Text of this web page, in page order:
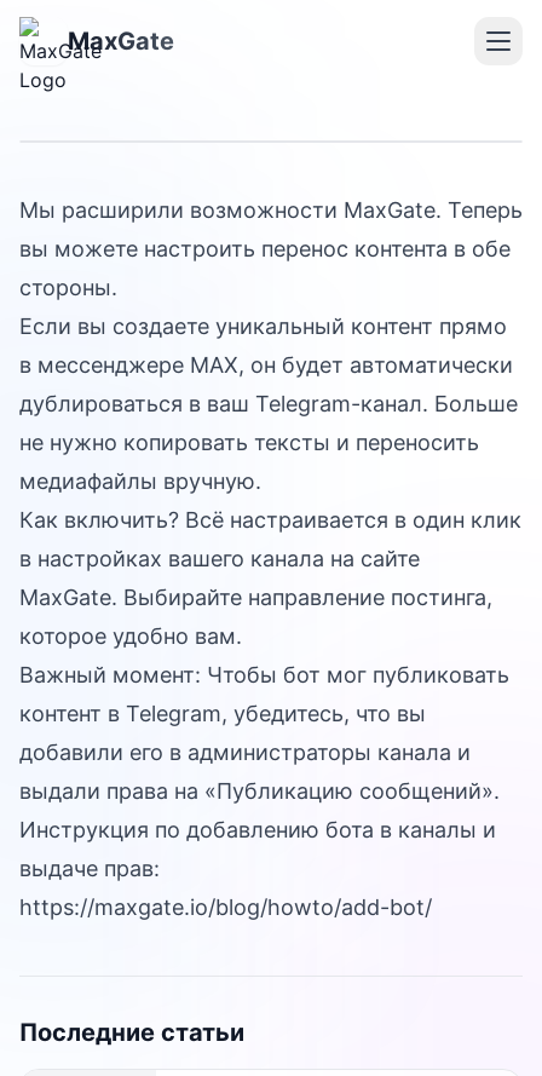
MaxGate
Перенос постов из MAX
в Telegram
Мы расширили возможности MaxGate. Теперь
вы можете настроить перенос контента в обе
стороны.
Если вы создаете уникальный контент прямо
в мессенджере MAX, он будет автоматически
дублироваться в ваш Telegram-канал. Больше
не нужно копировать тексты и переносить
медиафайлы вручную.
Как включить? Всё настраивается в один клик
в настройках вашего канала на сайте
MaxGate. Выбирайте направление постинга,
которое удобно вам.
Важный момент: Чтобы бот мог публиковать
контент в Telegram, убедитесь, что вы
добавили его в администраторы канала и
выдали права на «Публикацию сообщений».
Инструкция по добавлению бота в каналы и
выдаче прав:
https://maxgate.io/blog/howto/add-bot/
Последние статьи